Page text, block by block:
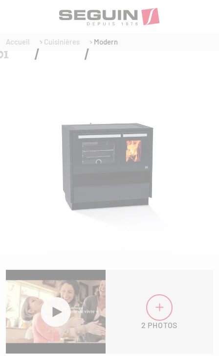
Accueil Cuisinières Modern
2 PHOTOS